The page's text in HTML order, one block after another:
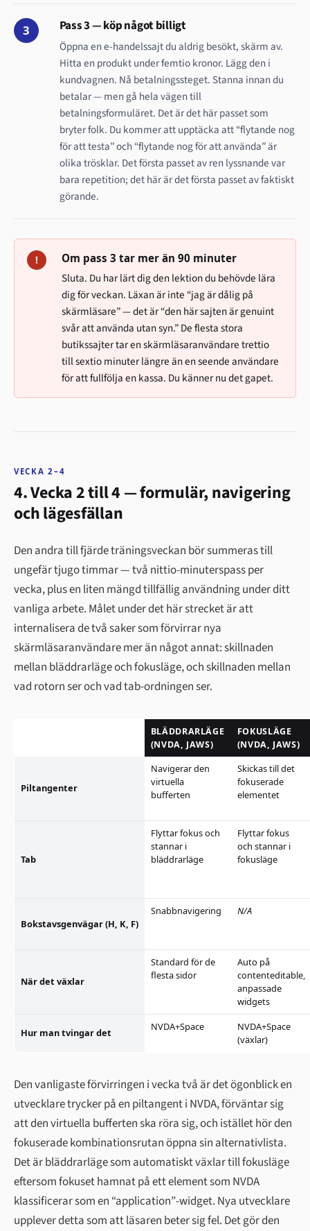
3 Pass 3 — köp något billigt
Öppna en e-handelssajt du aldrig besökt, skärm av.
Hitta en produkt under femtio kronor. Lägg den i
kundvagnen. Nå betalningssteget. Stanna innan du
betalar — men gå hela vägen till
betalningsformuläret. Det är det här passet som
bryter folk. Du kommer att upptäcka att “flytande nog
för att testa” och “flytande nog för att använda” är
olika trösklar. Det första passet av ren lyssnande var
bara repetition; det här är det första passet av faktiskt
görande.
! Om pass 3 tar mer än 90 minuter
Sluta. Du har lärt dig den lektion du behövde lära
dig för veckan. Läxan är inte “jag är dålig på
skärmläsare” — det är “den här sajten är genuint
svår att använda utan syn.” De flesta stora
butikssajter tar en skärmläsaranvändare trettio
till sextio minuter längre än en seende användare
för att fullfölja en kassa. Du känner nu det gapet.
VECKA 2–4
4. Vecka 2 till 4 — formulär, navigering
och lägesfällan
Den andra till fjärde träningsveckan bör summeras till
ungefär tjugo timmar — två nittio-minuterspass per
vecka, plus en liten mängd tillfällig användning under ditt
vanliga arbete. Målet under det här strecket är att
internalisera de två saker som förvirrar nya
skärmläsaranvändare mer än något annat: skillnaden
mellan bläddrarläge och fokusläge, och skillnaden mellan
vad rotorn ser och vad tab-ordningen ser.
BLÄDDRARLÄGE
(NVDA, JAWS)
FOKUSLÄGE
(NVDA, JAWS)
Piltangenter
Navigerar den
virtuella
bufferten
Skickas till det
fokuserade
elementet
Tab
Flyttar fokus och
stannar i
bläddrarläge
Flyttar fokus
och stannar i
fokusläge
Bokstavsgenvägar (H, K, F)
Snabbnavigering N/A
När det växlar
Standard för de
flesta sidor
Auto på
contenteditable,
anpassade
widgets
Hur man tvingar det NVDA+Space
NVDA+Space
(växlar)
Den vanligaste förvirringen i vecka två är det ögonblick en
utvecklare trycker på en piltangent i NVDA, förväntar sig
att den virtuella bufferten ska röra sig, och istället hör den
fokuserade kombinationsrutan öppna sin alternativlista.
Det är bläddrarläge som automatiskt växlar till fokusläge
eftersom fokuset hamnat på ett element som NVDA
klassificerar som en “application”-widget. Nya utvecklare
upplever detta som att läsaren beter sig fel. Det gör den